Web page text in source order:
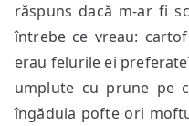
răspuns dacă m-ar fi
întrebe ce vreau:
erau felurile ei
umplute cu prune pe
îngăduia pofte ori